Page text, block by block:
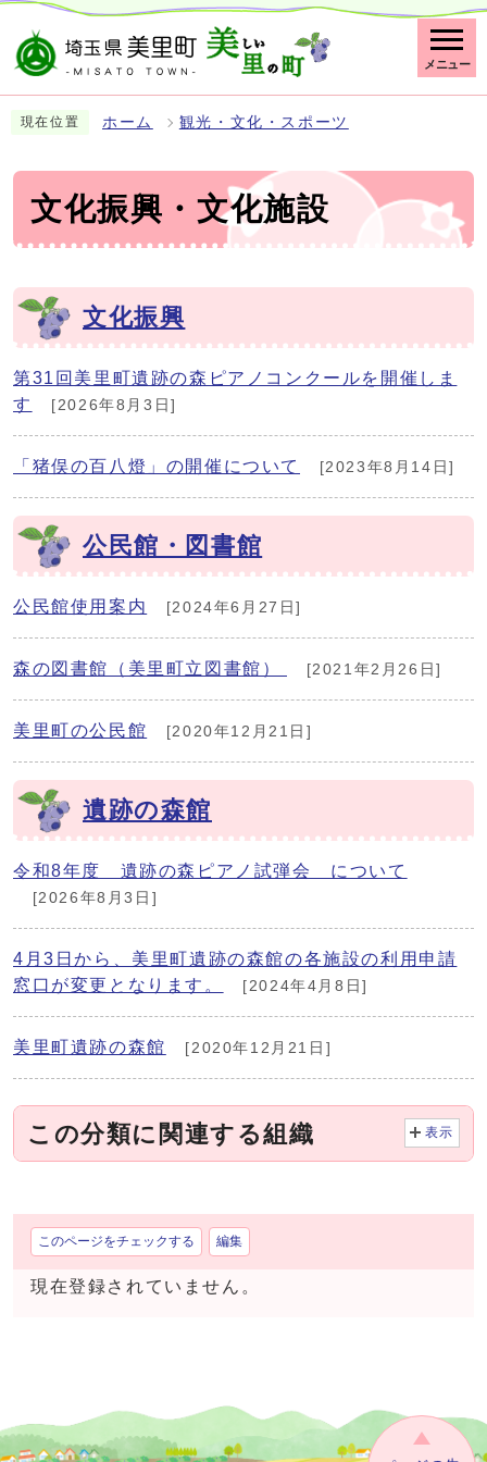
メニュー
現在位置 ホーム 観光・文化・スポーツ
文化振興・文化施設
文化振興
第31回美里町遺跡の森ピアノコンクールを開催しま
す
[2026年8月3日]
「猪俣の百八燈」の開催について [2023年8月14日]
公民館・図書館
公民館使用案内 [2024年6月27日]
森の図書館（美里町立図書館） [2021年2月26日]
美里町の公民館 [2020年12月21日]
遺跡の森館
令和8年度 遺跡の森ピアノ試弾会 について
[2026年8月3日]
4月3日から、美里町遺跡の森館の各施設の利用申請
窓口が変更となります。
[2024年4月8日]
美里町遺跡の森館 [2020年12月21日]
この分類に関連する組織 表示
このページをチェックする 編集
現在登録されていません。